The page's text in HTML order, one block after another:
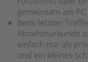
gemeinsam am
Beim letzten
Abnehmurkunde
einfach nur als
und ein kleines